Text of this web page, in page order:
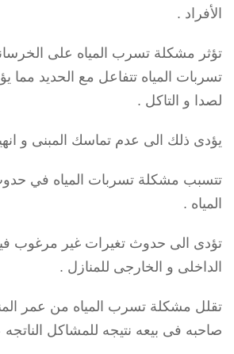
الأفراد .
تؤثر مشكلة تسرب المياه على
تسربات المياه تتفاعل مع الحديد مما
لصدا و التاكل .
يؤدى ذلك الى عدم تماسك المبنى و
تتسبب مشكلة تسربات المياه في
المياه .
تؤدى الى حدوث تغيرات غير مرغوب
الداخلى و الخارجى للمنازل .
تقلل مشكلة تسرب المياه من عمر
صاحبه فى بيعه نتيجه للمشاكل